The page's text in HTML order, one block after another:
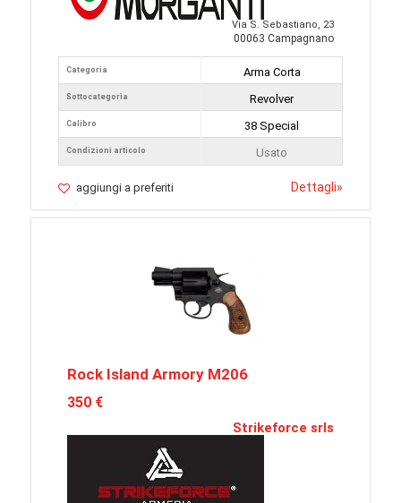
Via S. Sebastiano, 23
00063 Campagnano
Categoria
Sottocategoria
Calibro
Condizioni articolo
Arma Corta
Revolver
38 Special
Usato
aggiungi a preferiti Dettagli»
Rock Island Armory M206
350 €
Strikeforce srls